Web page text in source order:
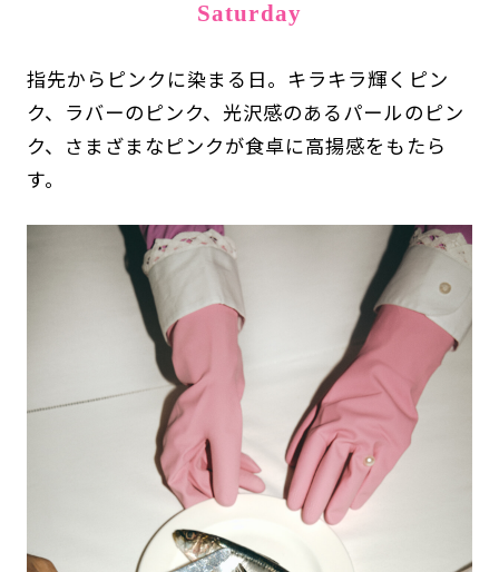
Saturday
指先からピンクに染まる日。キラキラ輝くピン
ク、ラバーのピンク、光沢感のあるパールのピン
ク、さまざまなピンクが食卓に高揚感をもたら
す。